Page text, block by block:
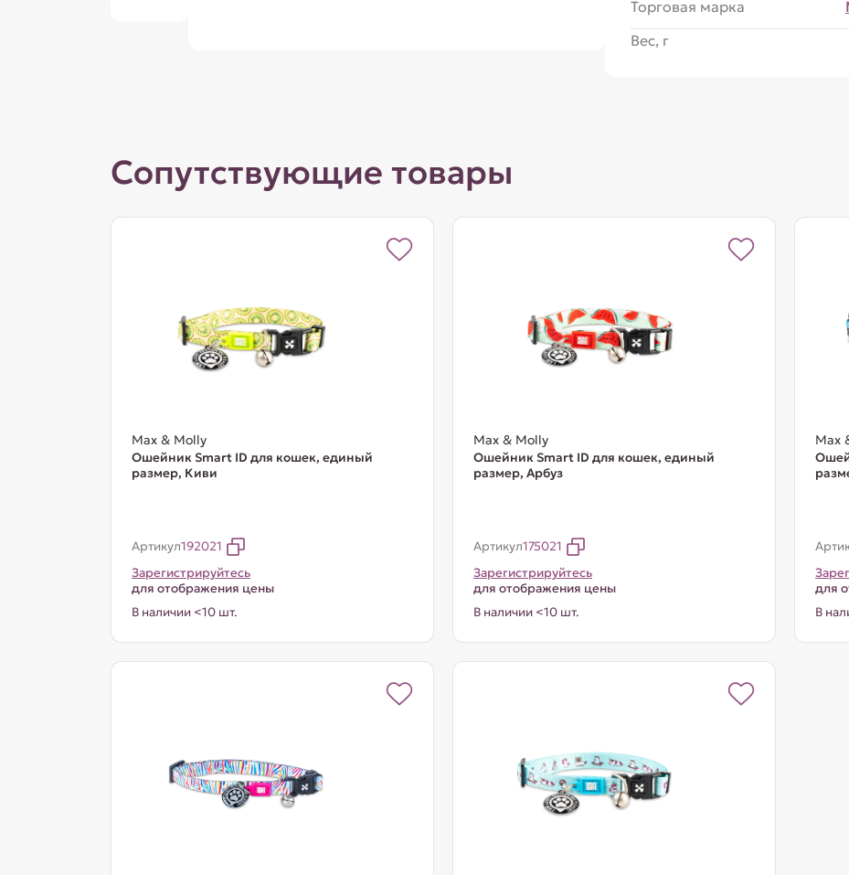
Торговая марка
Вес, г
Сопутствующие товары
Max & Molly
Ошейник Smart ID для кошек, единый
размер, Киви
Артикул192021
Зарегистрируйтесь
для отображения цены
В наличии <10 шт.
Max & Molly
Ошейник Smart ID для кошек, единый
размер, Арбуз
Артикул175021
Зарегистрируйтесь
для отображения цены
В наличии <10 шт.
Max
для
В